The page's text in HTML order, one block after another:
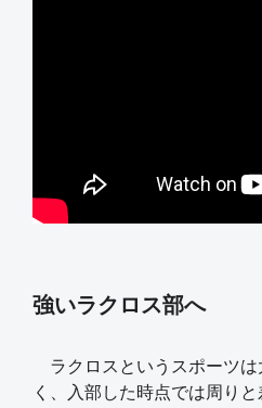
強いラクロス部へ
ラクロスというスポーツは
く、入部した時点では周り